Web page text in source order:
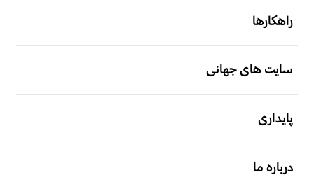
راهکارها
سایت های جهانی
پایداری
درباره ما